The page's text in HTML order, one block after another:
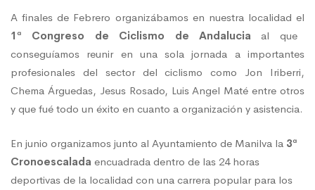
A finales de Febrero organizábamos en nuestra localidad el
1ª Congreso de Ciclismo de Andalucia al que
conseguíamos reunir en una sola jornada a importantes
profesionales del sector del ciclismo como Jon Iriberri,
Chema Árguedas, Jesus Rosado, Luis Angel Maté entre otros
y que fué todo un éxito en cuanto a organización y asistencia.
En junio organizamos junto al Ayuntamiento de Manilva la 3ª
Cronoescalada encuadrada dentro de las 24 horas
deportivas de la localidad con una carrera popular para los